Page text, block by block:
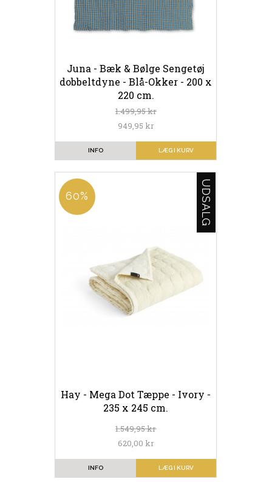
Juna - Bæk & Bølge Sengetøj
dobbeltdyne - Blå-Okker - 200 x
220 cm.
1.499,95 kr
949,95 kr
LÆG I KURV
INFO
60% UDSALG
Hay - Mega Dot Tæppe - Ivory -
235 x 245 cm.
1.549,95 kr
620,00 kr
LÆG I KURV
INFO